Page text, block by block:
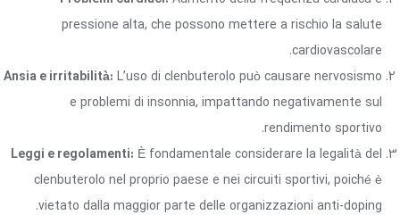
pressione alta, che possono mettere a rischio la salute
cardiovascolare.
Ansia e irritabilità: L’uso di clenbuterolo può causare nervosismo
e problemi di insonnia, impattando negativamente sul
rendimento sportivo.
Leggi e regolamenti: È fondamentale considerare la legalità del
clenbuterolo nel proprio paese e nei circuiti sportivi, poiché è
vietato dalla maggior parte delle organizzazioni anti-doping.